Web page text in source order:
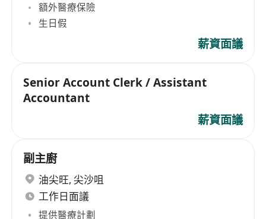
額外醫療保險
生日假
薪資面議
Senior Account Clerk / Assistant
Accountant
薪資面議
副主廚
油尖旺, 尖沙咀
工作日面議
提供醫療計劃